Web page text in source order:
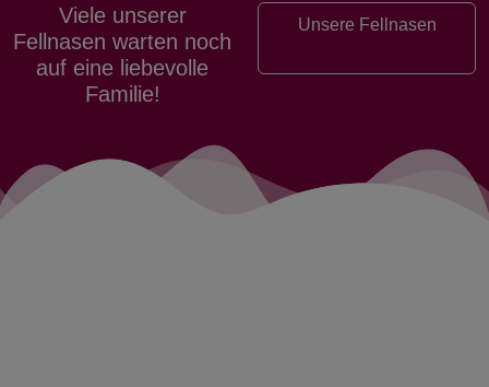
Viele unserer
Fellnasen warten noch
auf eine liebevolle
Familie!
Unsere Fellnasen